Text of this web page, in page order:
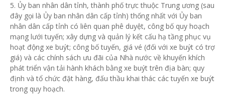
5. Ủy ban nhân dân tỉnh, thành phố trực thuộc Trung ương (sau
đây gọi là Ủy ban nhân dân cấp tỉnh) thống nhất với Ủy ban
nhân dân cấp tỉnh có liên quan phê duyệt, công bố quy hoạch
mạng lưới tuyến; xây dựng và quản lý kết cấu hạ tầng phục vụ
hoạt động xe buýt; công bố tuyến, giá vé (đối với xe buýt có trợ
giá) và các chính sách ưu đãi của Nhà nước về khuyến khích
phát triển vận tải hành khách bằng xe buýt trên địa bàn; quy
định vàtổ chức đặt hàng, đấu thầu khai thác các tuyến xe buýt
trong quy hoạch.